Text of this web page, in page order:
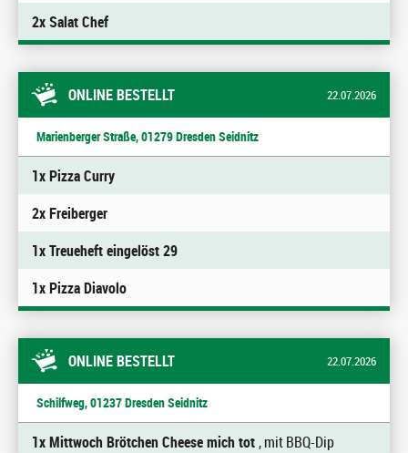
2x Salat Chef
ONLINE BESTELLT 22.07.2026
Marienberger Straße, 01279 Dresden Seidnitz
1x Pizza Curry
2x Freiberger
1x Treueheft eingelöst 29
1x Pizza Diavolo
ONLINE BESTELLT 22.07.2026
Schilfweg, 01237 Dresden Seidnitz
1x Mittwoch Brötchen Cheese mich tot, mit BBQ-Dip